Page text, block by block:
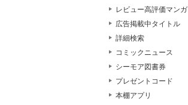
レビュー高評価マンガ
広告掲載中タイトル
詳細検索
コミックニュース
シーモア図書券
プレゼントコード
本棚アプリ